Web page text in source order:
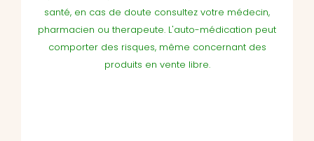
santé, en cas de doute consultez votre médecin,
pharmacien ou therapeute. L'auto-médication peut
comporter des risques, même concernant des
produits en vente libre.